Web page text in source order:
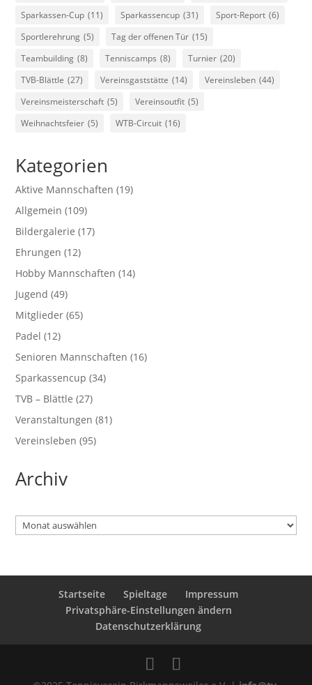
Sparkassen-Cup (11) Sparkassencup (31) Sport-Report (6)
Sportlerehrung (5) Tag der offenen Tür (15)
Teambuilding (8) Tenniscamps (8) Turnier (20)
TVB-Blättle (27) Vereinsgaststätte (14) Vereinsleben (44)
Vereinsmeisterschaft (5) Vereinsoutfit (5)
Weihnachtsfeier (5) WTB-Circuit (16)
Kategorien
Aktive Mannschaften (19)
Allgemein (109)
Bildergalerie (17)
Ehrungen (12)
Hobby Mannschaften (14)
Jugend (49)
Mitglieder (65)
Padel (12)
Senioren Mannschaften (16)
Sparkassencup (34)
TVB – Blättle (27)
Veranstaltungen (81)
Vereinsleben (95)
Archiv
Archiv
Startseite Spieltage
Impressum
Privatsphäre-Einstellungen ändern
Datenschutzerklärung